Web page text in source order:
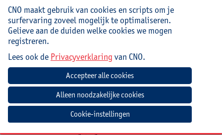
De inspiratiesessie is op maat van het secundair
onderwijs maar de transfer naar het lager onderwijs is
maar een heel klein stapje.
Voorkennis is niet nodig, we starten bij het begin,
maar deze sessie kan ook gebruikt worden om je
bestaande schoolbib en/of leesbeleid een nieuw elan
Begeleiding
Nina Kegels is leerkracht Nederlands - Engels in het
CNO maakt gebruik van cookies en scripts om je
surfervaring zoveel mogelijk te optimaliseren.
Gelieve aan de duiden welke cookies we mogen
registreren.
Lees ook de Privacyverklaring van CNO.
Cookie-instellingen